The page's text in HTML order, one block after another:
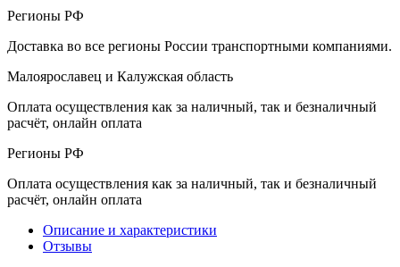
Регионы РФ
Доставка во все регионы России транспортными компаниями.
Малоярославец и Калужская область
Оплата осуществления как за наличный, так и безналичный
расчёт, онлайн оплата
Регионы РФ
Оплата осуществления как за наличный, так и безналичный
расчёт, онлайн оплата
Описание и характеристики
Отзывы